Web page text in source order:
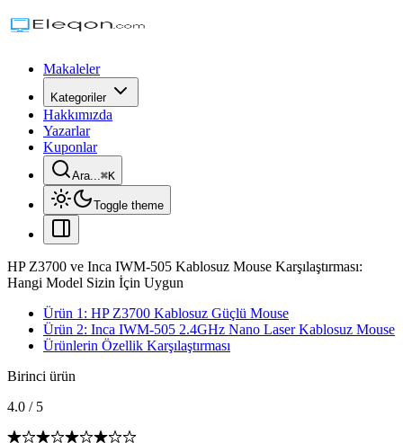
Makaleler
Kategoriler
Hakkımızda
Yazarlar
Kuponlar
Ara...⌘K
Toggle theme
HP Z3700 ve Inca IWM-505 Kablosuz Mouse Karşılaştırması:
Hangi Model Sizin İçin Uygun
Ürün 1: HP Z3700 Kablosuz Güçlü Mouse
Ürün 2: Inca IWM-505 2.4GHz Nano Laser Kablosuz Mouse
Ürünlerin Özellik Karşılaştırması
Birinci ürün
4.0 / 5